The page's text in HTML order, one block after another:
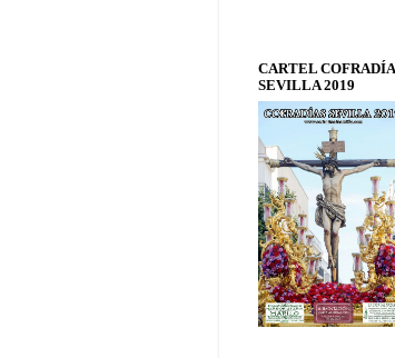
CARTEL
SEVILLA 2019